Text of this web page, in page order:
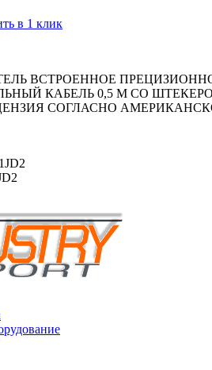
в 1 клик
ВСТРОЕННОЕ
КАБЕЛЬ 0,5 М СО
СОГЛАСНО